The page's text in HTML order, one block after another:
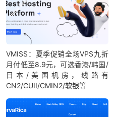
VMISS：夏季促销全场VPS九折
月付低至8.9元，可选香港/韩国/
日本/美国机房，线路有
CN2/CUII/CMIN2/软银等